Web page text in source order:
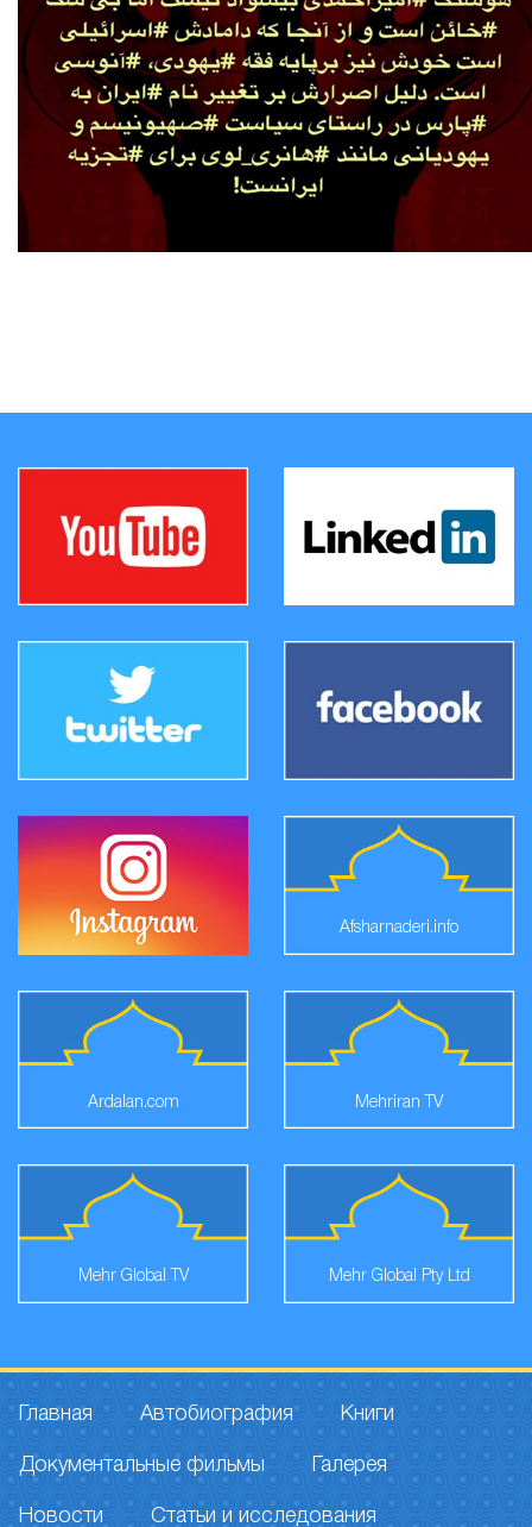
Afsharnaderi.info
Ardalan.com Mehriran TV
Mehr Global TV Mehr Global Pty Ltd
Главная Автобиография Книги
Документальные фильмы Галерея
Новости Статьи и исследования